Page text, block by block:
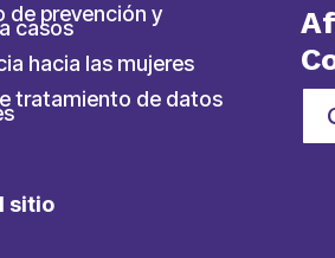
de prevención y
casos
hacia las mujeres
tratamiento de datos
sitio